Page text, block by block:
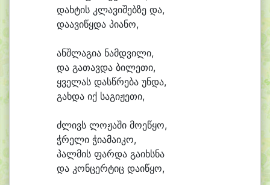
დახტის კლავიშებზე და,
დაავიწყდა პიანო,
ანშლაგია ნამდვილი,
და გათავდა ბილეთი,
ყველას დასწრება უნდა,
გახდა იქ საგიჟეთი,
ძლივს ლოჟაში მოეწყო,
ჭრელი ჭიამაიკო,
პალმის ფარდა გაიხსნა
და კონცერტიც დაიწყო,